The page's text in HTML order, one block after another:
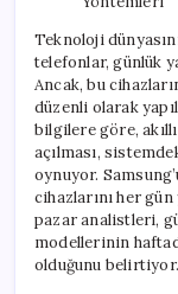
Teknoloji
telefonlar, günlük
Ancak, bu
düzenli olarak
bilgilere göre,
açılması,
oynuyor.
cihazlarını her
pazar analistleri,
modellerinin
olduğunu belirtiyor.